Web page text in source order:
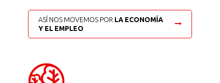
ASÍ NOS MOVEMOS POR LA ECONOMÍA
Y EL EMPLEO